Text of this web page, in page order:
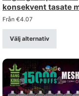
konsekvent tasate
coil, uppladdningsbar
Från €4.07
Välj alternativ